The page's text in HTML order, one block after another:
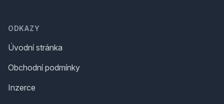
ODKAZY
Úvodní stránka
Obchodní podmínky
Inzerce